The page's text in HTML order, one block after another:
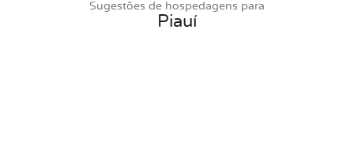
Sugestões de hospedagens para
Piauí